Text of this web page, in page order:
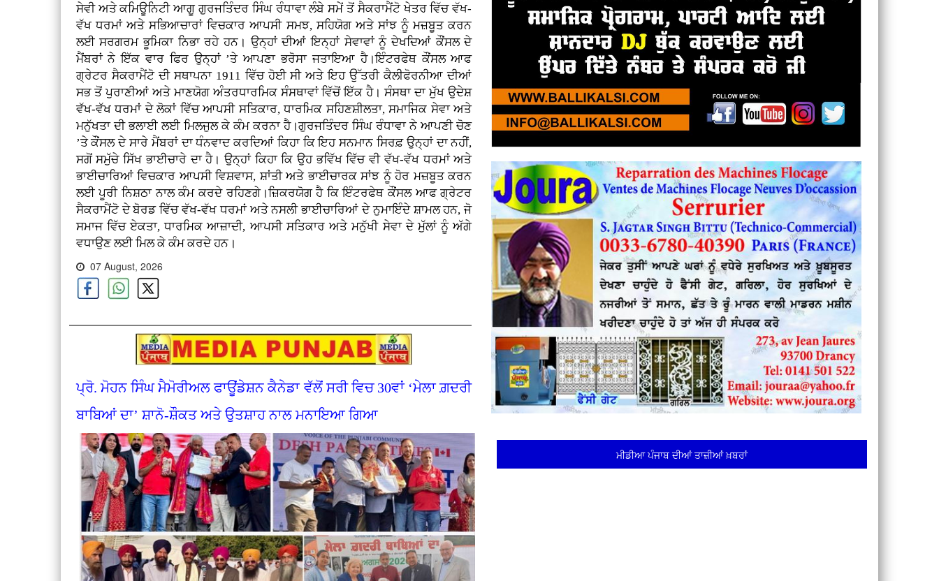
ਸੇਵੀ ਅਤੇ ਕਮਿਊਨਿਟੀ ਆਗੂ ਗੁਰਜਤਿੰਦਰ ਸਿੰਘ ਰੰਧਾਵਾ ਲੰਬੇ ਸਮੇਂ ਤੋਂ ਸੈਕਰਾਮੈਂਟੋ ਖੇਤਰ ਵਿੱਚ ਵੱਖ-
ਵੱਖ ਧਰਮਾਂ ਅਤੇ ਸਭਿਆਚਾਰਾਂ ਵਿਚਕਾਰ ਆਪਸੀ ਸਮਝ, ਸਹਿਯੋਗ ਅਤੇ ਸਾਂਝ ਨੂੰ ਮਜ਼ਬੂਤ ਕਰਨ
ਲਈ ਸਰਗਰਮ ਭੂਮਿਕਾ ਨਿਭਾ ਰਹੇ ਹਨ। ਉਨ੍ਹਾਂ ਦੀਆਂ ਇਨ੍ਹਾਂ ਸੇਵਾਵਾਂ ਨੂੰ ਦੇਖਦਿਆਂ ਕੌਂਸਲ ਦੇ
ਮੈਂਬਰਾਂ ਨੇ ਇੱਕ ਵਾਰ ਫਿਰ ਉਨ੍ਹਾਂ ’ਤੇ ਆਪਣਾ ਭਰੋਸਾ ਜਤਾਇਆ ਹੈ।ਇੰਟਰਫੇਥ ਕੌਂਸਲ ਆਫ
ਗ੍ਰੇਟਰ ਸੈਕਰਾਮੈਂਟੋ ਦੀ ਸਥਾਪਨਾ 1911 ਵਿੱਚ ਹੋਈ ਸੀ ਅਤੇ ਇਹ ਉੱਤਰੀ ਕੈਲੀਫੋਰਨੀਆ ਦੀਆਂ
ਸਭ ਤੋਂ ਪੁਰਾਣੀਆਂ ਅਤੇ ਮਾਣਯੋਗ ਅੰਤਰਧਾਰਮਿਕ ਸੰਸਥਾਵਾਂ ਵਿੱਚੋਂ ਇੱਕ ਹੈ। ਸੰਸਥਾ ਦਾ ਮੁੱਖ ਉਦੇਸ਼
ਵੱਖ-ਵੱਖ ਧਰਮਾਂ ਦੇ ਲੋਕਾਂ ਵਿੱਚ ਆਪਸੀ ਸਤਿਕਾਰ, ਧਾਰਮਿਕ ਸਹਿਣਸ਼ੀਲਤਾ, ਸਮਾਜਿਕ ਸੇਵਾ ਅਤੇ
ਮਨੁੱਖਤਾ ਦੀ ਭਲਾਈ ਲਈ ਮਿਲਜੁਲ ਕੇ ਕੰਮ ਕਰਨਾ ਹੈ।ਗੁਰਜਤਿੰਦਰ ਸਿੰਘ ਰੰਧਾਵਾ ਨੇ ਆਪਣੀ ਚੋਣ
’ਤੇ ਕੌਂਸਲ ਦੇ ਸਾਰੇ ਮੈਂਬਰਾਂ ਦਾ ਧੰਨਵਾਦ ਕਰਦਿਆਂ ਕਿਹਾ ਕਿ ਇਹ ਸਨਮਾਨ ਸਿਰਫ਼ ਉਨ੍ਹਾਂ ਦਾ ਨਹੀਂ,
ਸਗੋਂ ਸਮੁੱਚੇ ਸਿੱਖ ਭਾਈਚਾਰੇ ਦਾ ਹੈ। ਉਨ੍ਹਾਂ ਕਿਹਾ ਕਿ ਉਹ ਭਵਿੱਖ ਵਿੱਚ ਵੀ ਵੱਖ-ਵੱਖ ਧਰਮਾਂ ਅਤੇ
ਭਾਈਚਾਰਿਆਂ ਵਿਚਕਾਰ ਆਪਸੀ ਵਿਸ਼ਵਾਸ, ਸ਼ਾਂਤੀ ਅਤੇ ਭਾਈਚਾਰਕ ਸਾਂਝ ਨੂੰ ਹੋਰ ਮਜ਼ਬੂਤ ਕਰਨ
ਲਈ ਪੂਰੀ ਨਿਸ਼ਠਾ ਨਾਲ ਕੰਮ ਕਰਦੇ ਰਹਿਣਗੇ।ਜ਼ਿਕਰਯੋਗ ਹੈ ਕਿ ਇੰਟਰਫੇਥ ਕੌਂਸਲ ਆਫ ਗ੍ਰੇਟਰ
ਸੈਕਰਾਮੈਂਟੋ ਦੇ ਬੋਰਡ ਵਿੱਚ ਵੱਖ-ਵੱਖ ਧਰਮਾਂ ਅਤੇ ਨਸਲੀ ਭਾਈਚਾਰਿਆਂ ਦੇ ਨੁਮਾਇੰਦੇ ਸ਼ਾਮਲ ਹਨ, ਜੋ
ਸਮਾਜ ਵਿੱਚ ਏਕਤਾ, ਧਾਰਮਿਕ ਆਜ਼ਾਦੀ, ਆਪਸੀ ਸਤਿਕਾਰ ਅਤੇ ਮਨੁੱਖੀ ਸੇਵਾ ਦੇ ਮੁੱਲਾਂ ਨੂੰ ਅੱਗੇ
ਵਧਾਉਣ ਲਈ ਮਿਲ ਕੇ ਕੰਮ ਕਰਦੇ ਹਨ।
07 August, 2026
ਪ੍ਰੋ. ਮੋਹਨ ਸਿੰਘ ਮੈਮੋਰੀਅਲ ਫਾਊਂਡੇਸ਼ਨ ਕੈਨੇਡਾ ਵੱਲੋਂ ਸਰੀ ਵਿਚ 30ਵਾਂ ‘ਮੇਲਾ ਗ਼ਦਰੀ
ਬਾਬਿਆਂ ਦਾ’ ਸ਼ਾਨੋ-ਸ਼ੌਕਤ ਅਤੇ ਉਤਸ਼ਾਹ ਨਾਲ ਮਨਾਇਆ ਗਿਆ
ਮੀਡੀਆ ਪੰਜਾਬ ਦੀਆਂ ਤਾਜ਼ੀਆਂ ਖ਼ਬਰਾਂ